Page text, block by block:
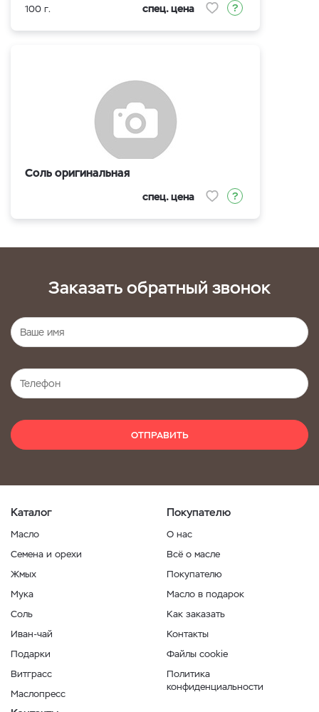
100 г. спец. цена
Соль оригинальная
спец. цена
Заказать обратный звонок
ОТПРАВИТЬ
Каталог
Масло
Семена и орехи
Жмых
Мука
Соль
Иван-чай
Подарки
Витграсс
Маслопресс
Покупателю
О нас
Всё о масле
Покупателю
Масло в подарок
Как заказать
Контакты
Файлы cookie
Политика
конфиденциальности